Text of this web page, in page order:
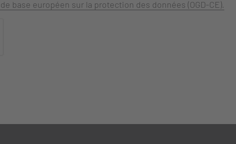
base européen sur la protection des données (OGD-CE).